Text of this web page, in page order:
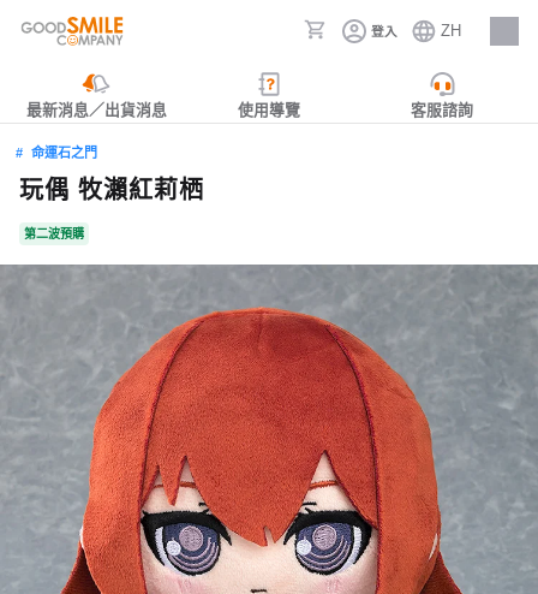
登入 ZH
人才招募
最新消息／出貨消息 使用導覽 客服諮詢
命運石之門
玩偶 牧瀨紅莉栖
第二波預購